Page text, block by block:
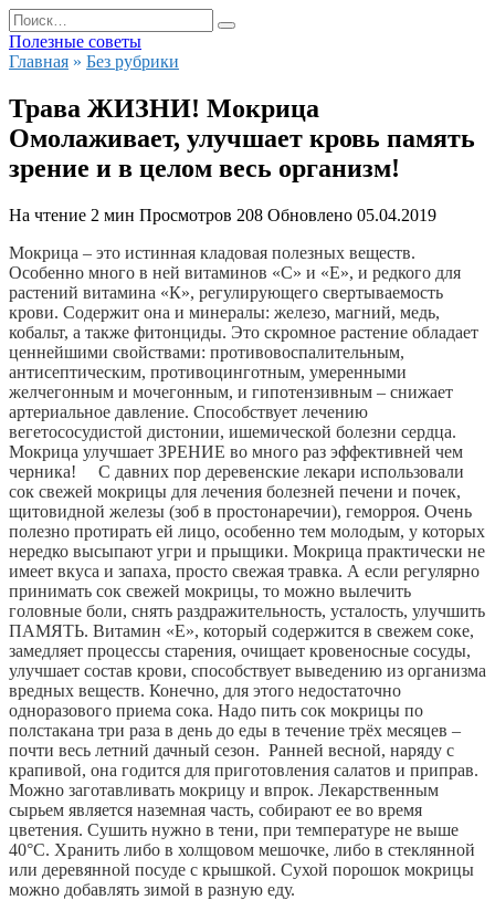
Перейти
к
содержанию
Search
for:
Полезные советы
Главная » Без рубрики
Трава ЖИЗНИ! Мокрица
Омолаживает, улучшает кровь память
зрение и в целом весь организм!
На чтение 2 мин Просмотров 208 Обновлено 05.04.2019
Мокрица – это истинная кладовая полезных веществ.
Особенно много в ней витаминов «С» и «Е», и редкого для
растений витамина «К», регулирующего свертываемость
крови. Содержит она и минералы: железо, магний, медь,
кобальт, а также фитонциды. Это скромное растение обладает
ценнейшими свойствами: противовоспалительным,
антисептическим, противоцинготным, умеренными
желчегонным и мочегонным, и гипотензивным – снижает
артериальное давление. Способствует лечению
вегетососудистой дистонии, ишемической болезни сердца.
Мокрица улучшает ЗРЕНИЕ во много раз эффективней чем
черника!     С давних пор деревенские лекари использовали
сок свежей мокрицы для лечения болезней печени и почек,
щитовидной железы (зоб в простонаречии), геморроя. Очень
полезно протирать ей лицо, особенно тем молодым, у которых
нередко высыпают угри и прыщики. Мокрица практически не
имеет вкуса и запаха, просто свежая травка. А если регулярно
принимать сок свежей мокрицы, то можно вылечить
головные боли, снять раздражительность, усталость, улучшить
ПАМЯТЬ. Витамин «Е», который содержится в свежем соке,
замедляет процессы старения, очищает кровеносные сосуды,
улучшает состав крови, способствует выведению из организма
вредных веществ. Конечно, для этого недостаточно
одноразового приема сока. Надо пить сок мокрицы по
полстакана три раза в день до еды в течение трёх месяцев –
почти весь летний дачный сезон.  Ранней весной, наряду с
крапивой, она годится для приготовления салатов и приправ.
Можно заготавливать мокрицу и впрок. Лекарственным
сырьем является наземная часть, собирают ее во время
цветения. Сушить нужно в тени, при температуре не выше
40°С. Хранить либо в холщовом мешочке, либо в стеклянной
или деревянной посуде с крышкой. Сухой порошок мокрицы
можно добавлять зимой в разную еду.